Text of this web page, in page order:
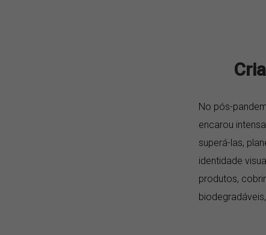
No pós-
encarou
superá-las,
identidade
produtos,